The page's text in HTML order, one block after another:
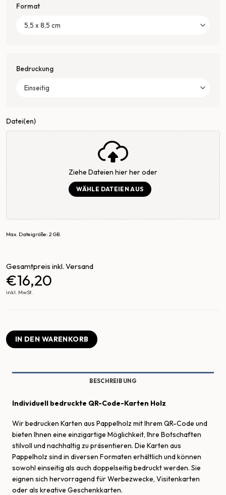
Format
Bedruckung
Datei(en)
Ziehe Dateien hier her oder
WÄHLE DATEIEN AUS
Max. Dateigröße: 2 GB.
Gesamtpreis inkl. Versand
€16,20
inkl. MwSt.
IN DEN WARENKORB
BESCHREIBUNG
Individuell bedruckte QR-Code-Karten Holz
Wir bedrucken Karten aus Pappelholz mit Ihrem QR-Code und
bieten Ihnen eine einzigartige Möglichkeit, Ihre Botschaften
stilvoll und nachhaltig zu präsentieren. Die Karten aus
Pappelholz sind in diversen Formaten erhältlich und können
sowohl einseitig als auch doppelseitig bedruckt werden. Sie
eignen sich hervorragend für Werbezwecke, Visitenkarten
oder als kreative Geschenkkarten.